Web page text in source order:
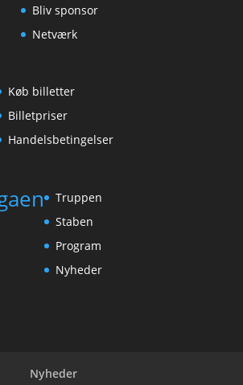
Bliv sponsor
Netværk
Køb billetter
Billetpriser
Handelsbetingelser
Truppen
Staben
Program
Nyheder
Nyheder